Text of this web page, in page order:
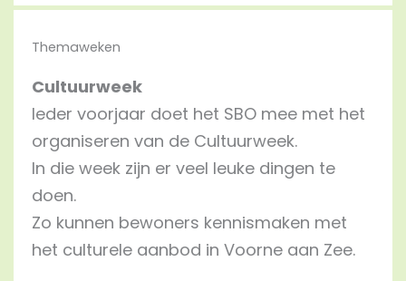
Themaweken
Cultuurweek
Ieder voorjaar doet het SBO mee met het
organiseren van de Cultuurweek.
In die week zijn er veel leuke dingen te
doen.
Zo kunnen bewoners kennismaken met
het culturele aanbod in Voorne aan Zee.